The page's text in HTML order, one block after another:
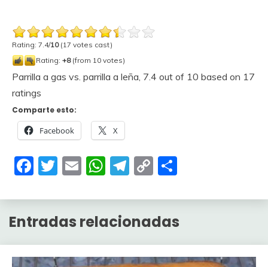
Rating: 7.4/10(17 votes cast)
Rating: +8(from 10 votes)
Parrilla a gas vs. parrilla a leña, 7.4 out of 10 based on 17
ratings
Comparte esto:
Facebook X
Facebook
Twitter
EmailWhatsApp
Telegram
Copy
Entradas relacionadas